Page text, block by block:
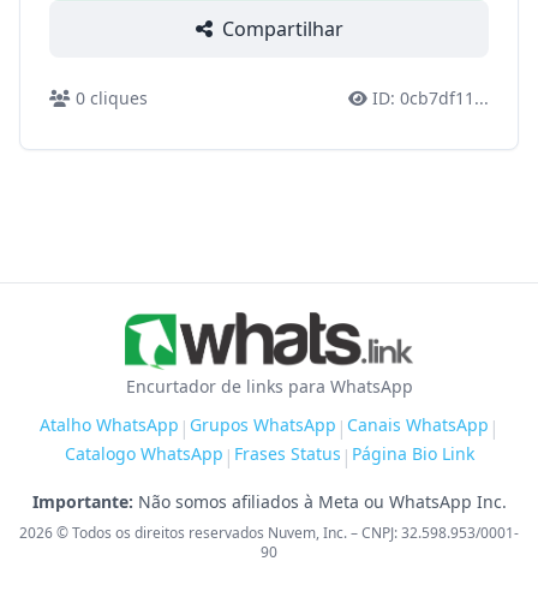
Compartilhar
0 cliques ID: 0cb7df11 ...
Encurtador de links para WhatsApp
Atalho WhatsApp | Grupos WhatsApp | Canais WhatsApp |
Catalogo WhatsApp | Frases Status | Página Bio Link
Importante: Não somos afiliados à Meta ou WhatsApp Inc.
2026© Todos os direitos reservados Nuvem, Inc. – CNPJ: 32.598.953/0001-
90